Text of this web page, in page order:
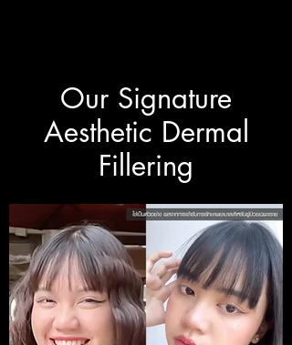
Our Signature
Aesthetic Dermal
Fillering